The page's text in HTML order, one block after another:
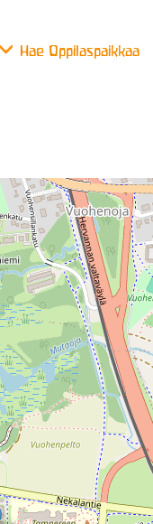
Hae Oppilaspaikkaa